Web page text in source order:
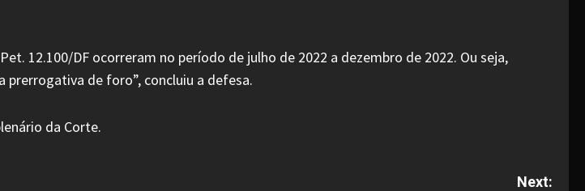
12.100/DF ocorreram no período de julho de 2022 a dezembro de 2022. Ou seja,
prerrogativa de foro”, concluiu a defesa.
da Corte.
Next: